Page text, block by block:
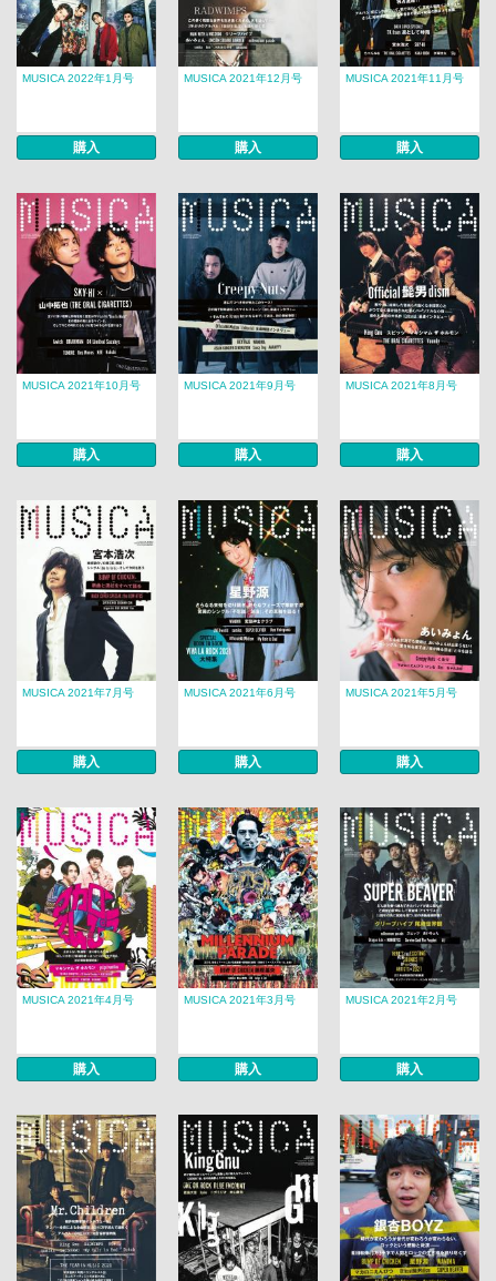
MUSICA 2022年1月号
購入
MUSICA 2021年12月号
購入
MUSICA 2021年11月号
購入
MUSICA 2021年10月号
購入
MUSICA 2021年9月号
購入
MUSICA 2021年8月号
購入
MUSICA 2021年7月号
購入
MUSICA 2021年6月号
購入
MUSICA 2021年5月号
購入
MUSICA 2021年4月号
購入
MUSICA 2021年3月号
購入
MUSICA 2021年2月号
購入